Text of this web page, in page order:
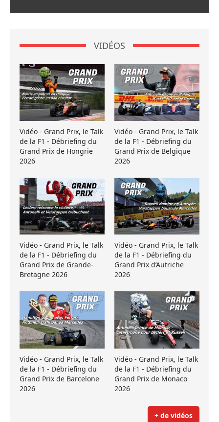
VIDÉOS
Vidéo - Grand Prix, le Talk
de la F1 - Débriefing du
Grand Prix de Hongrie
2026
Vidéo - Grand Prix, le Talk
de la F1 - Débriefing du
Grand Prix de Belgique
2026
Vidéo - Grand Prix, le Talk
de la F1 - Débriefing du
Grand Prix de Grande-
Bretagne 2026
Vidéo - Grand Prix, le Talk
de la F1 - Débriefing du
Grand Prix d’Autriche
2026
Vidéo - Grand Prix, le Talk
de la F1 - Débriefing du
Grand Prix de Barcelone
2026
Vidéo - Grand Prix, le Talk
de la F1 - Débriefing du
Grand Prix de Monaco
2026
+ de vidéos